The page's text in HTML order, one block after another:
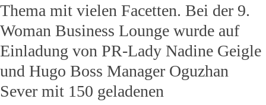
Thema mit vielen Facetten. Bei der 9.
Woman Business Lounge wurde auf
Einladung von PR-Lady Nadine Geigle
und Hugo Boss Manager Oguzhan
Sever mit 150 geladenen